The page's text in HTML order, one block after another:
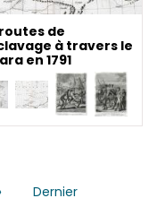
de
à travers le
en 1791
›
Page
Dernier